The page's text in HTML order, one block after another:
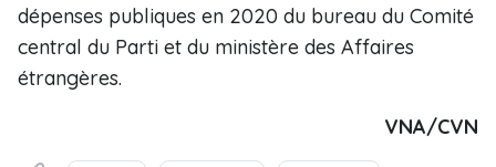
dépenses publiques en 2020 du bureau du Comité
central du Parti et du ministère des Affaires
étrangères.
VNA/CVN